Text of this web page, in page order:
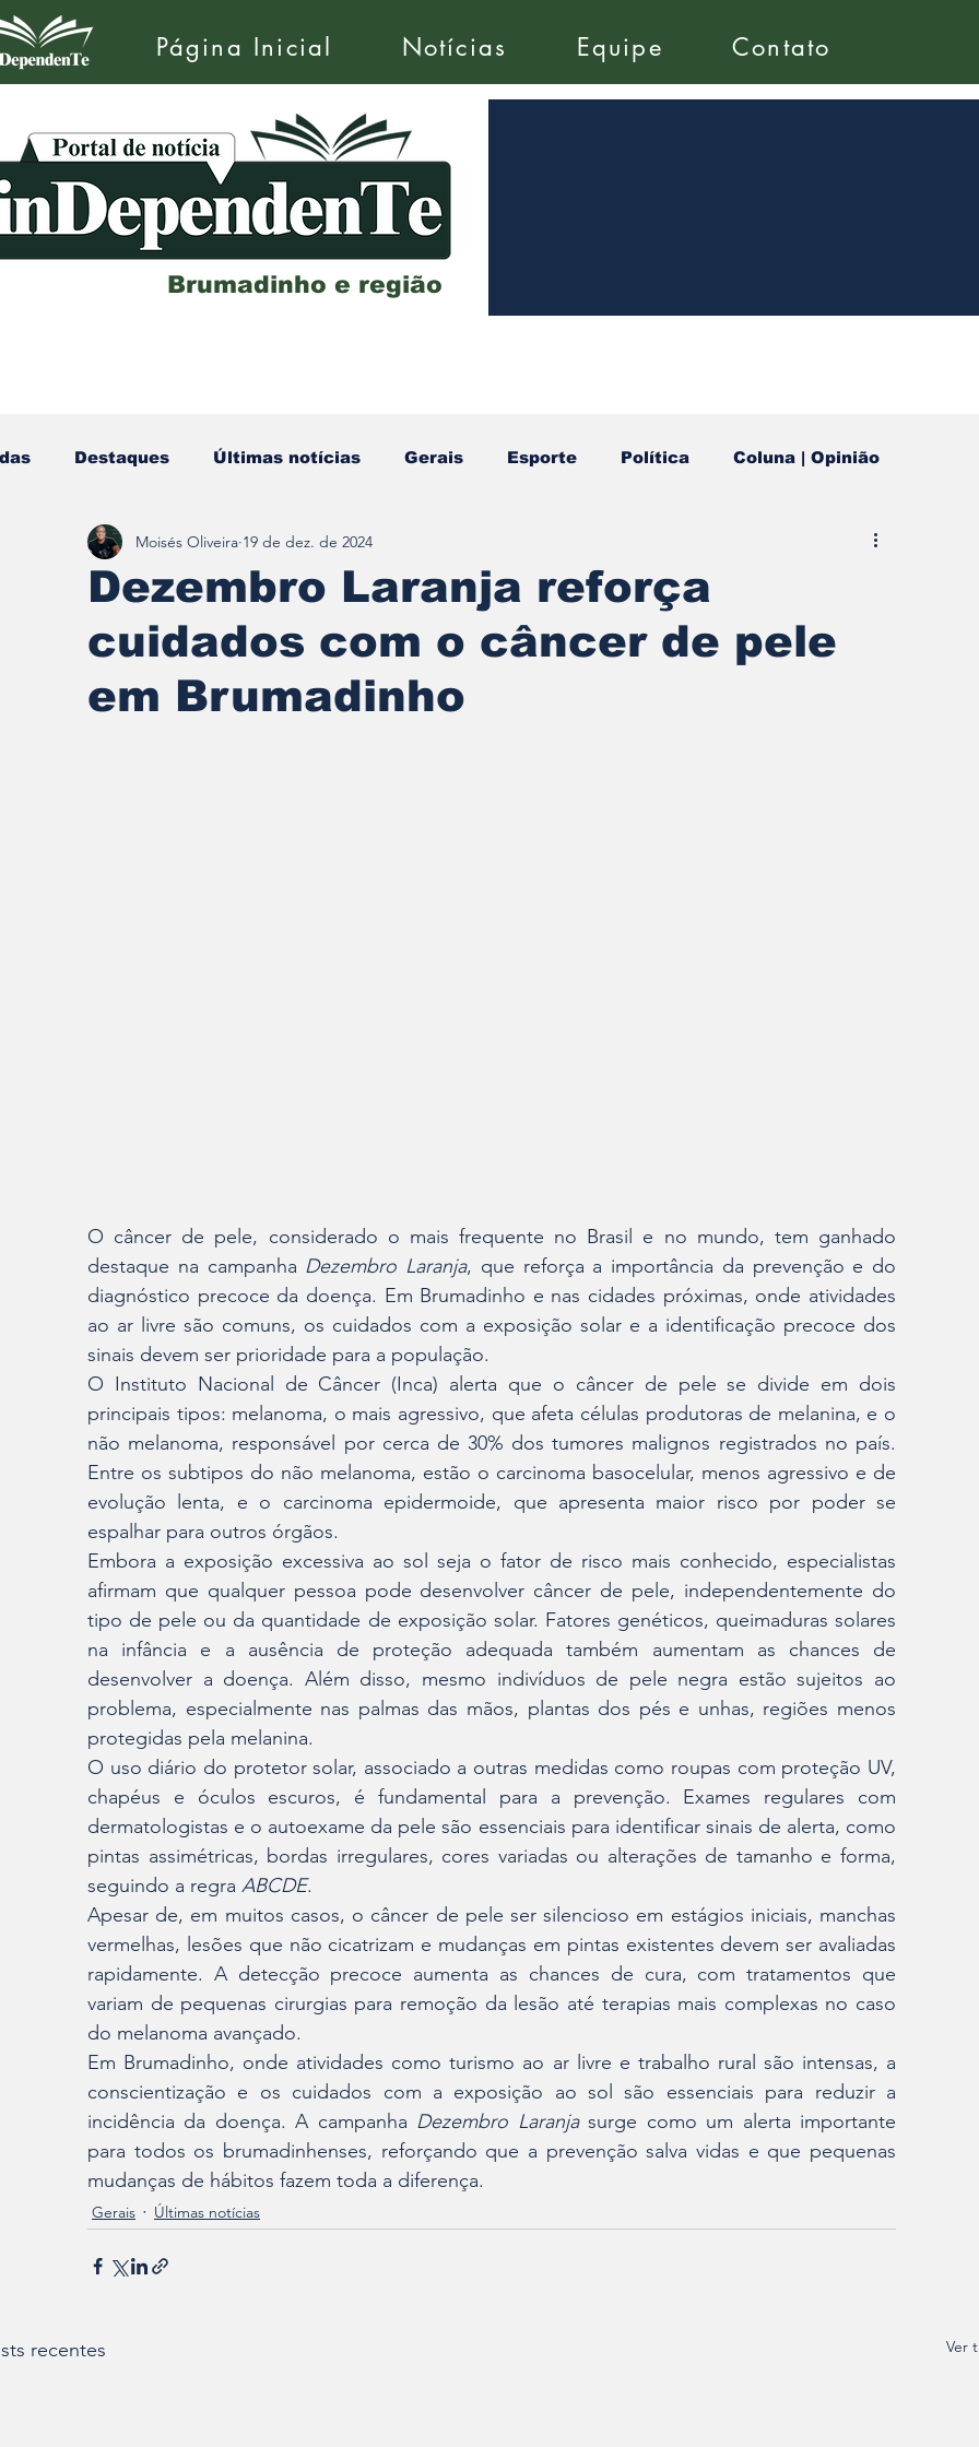
Página Inicial Notícias Equipe Contato
Brumadinho e região
Destaques Últimas notícias Gerais Esporte Política Coluna | Opinião
Redescobrindo Brumadinho
Dezembro Laranja reforça
cuidados com o câncer de pele
em Brumadinho
Moisés Oliveira 19 de dez. de 2024
O câncer de pele, considerado o mais frequente no Brasil e no mundo, tem ganhado
destaque na campanha Dezembro Laranja, que reforça a importância da prevenção e do
diagnóstico precoce da doença. Em Brumadinho e nas cidades próximas, onde atividades
ao ar livre são comuns, os cuidados com a exposição solar e a identificação precoce dos
sinais devem ser prioridade para a população.
O Instituto Nacional de Câncer (Inca) alerta que o câncer de pele se divide em dois
principais tipos: melanoma, o mais agressivo, que afeta células produtoras de melanina, e o
não melanoma, responsável por cerca de 30% dos tumores malignos registrados no país.
Entre os subtipos do não melanoma, estão o carcinoma basocelular, menos agressivo e de
evolução lenta, e o carcinoma epidermoide, que apresenta maior risco por poder se
espalhar para outros órgãos.
Embora a exposição excessiva ao sol seja o fator de risco mais conhecido, especialistas
afirmam que qualquer pessoa pode desenvolver câncer de pele, independentemente do
tipo de pele ou da quantidade de exposição solar. Fatores genéticos, queimaduras solares
na infância e a ausência de proteção adequada também aumentam as chances de
desenvolver a doença. Além disso, mesmo indivíduos de pele negra estão sujeitos ao
problema, especialmente nas palmas das mãos, plantas dos pés e unhas, regiões menos
protegidas pela melanina.
O uso diário do protetor solar, associado a outras medidas como roupas com proteção UV,
chapéus e óculos escuros, é fundamental para a prevenção. Exames regulares com
dermatologistas e o autoexame da pele são essenciais para identificar sinais de alerta, como
pintas assimétricas, bordas irregulares, cores variadas ou alterações de tamanho e forma,
seguindo a regra ABCDE.
Apesar de, em muitos casos, o câncer de pele ser silencioso em estágios iniciais, manchas
vermelhas, lesões que não cicatrizam e mudanças em pintas existentes devem ser avaliadas
rapidamente. A detecção precoce aumenta as chances de cura, com tratamentos que
variam de pequenas cirurgias para remoção da lesão até terapias mais complexas no caso
do melanoma avançado.
Em Brumadinho, onde atividades como turismo ao ar livre e trabalho rural são intensas, a
conscientização e os cuidados com a exposição ao sol são essenciais para reduzir a
incidência da doença. A campanha Dezembro Laranja surge como um alerta importante
para todos os brumadinhenses, reforçando que a prevenção salva vidas e que pequenas
mudanças de hábitos fazem toda a diferença.
Gerais Últimas notícias
recentes Ver